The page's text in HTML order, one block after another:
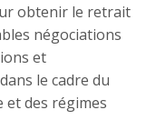
obtenir le retrait
négociations
et
le cadre du
des régimes